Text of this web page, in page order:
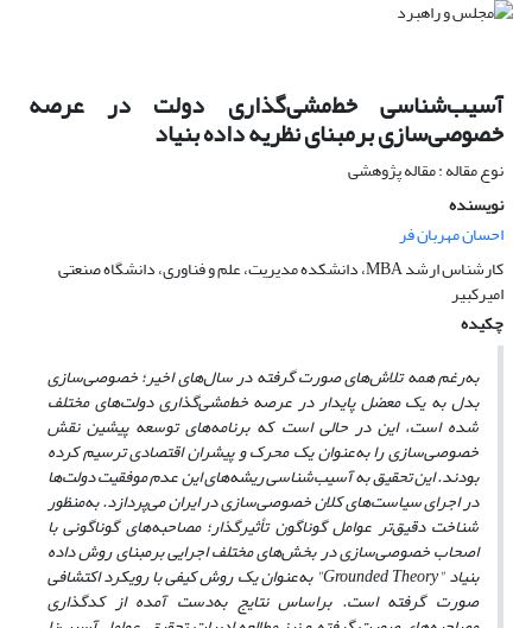
آسیب‌شناسی خط‌مشی‌گذاری دولت در عرصه
خصوصی‌سازی برمبنای نظریه داده بنیاد
نوع مقاله : مقاله پژوهشی
نویسنده
احسان مهربان فر
کارشناس ارشد MBA، دانشکده مدیریت، علم و فناوری، دانشگاه صنعتی
امیرکبیر
چکیده
به‌رغم همه تلاش‌های صورت گرفته در سال‌های اخیر؛ خصوصی‌سازی
بدل به یک معضل پایدار در عرصه خط‌مشی‌گذاری دولت‌های مختلف
شده است، این در حالی است که برنامه‌های توسعه پیشین نقش
خصوصی‌سازی را به‌عنوان یک محرک و پیشران اقتصادی ترسیم کرده
بودند. این تحقیق به آسیب‌شناسی ریشه‌های این عدم موفقیت دولت‌ها
در اجرای سیاست‌های کلان خصوصی‌سازی در ایران می‌پردازد. به‌منظور
شناخت دقیق‌تر عوامل گوناگون تأثیرگذار؛ مصاحبه‌های گوناگونی با
اصحاب خصوصی‌سازی در بخش‌های مختلف اجرایی برمبنای روش داده
بنیاد"
Grounded Theory
"به‌عنوان یک روش کیفی با رویکرد اکتشافی
صورت گرفته است. بر‌اساس نتایج به‌دست آمده از کدگذاری